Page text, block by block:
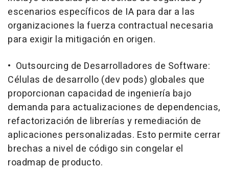
escenarios específicos de IA para dar a las
organizaciones la fuerza contractual necesaria
para exigir la mitigación en origen.
• Outsourcing de Desarrolladores de Software:
Células de desarrollo (dev pods) globales que
proporcionan capacidad de ingeniería bajo
demanda para actualizaciones de dependencias,
refactorización de librerías y remediación de
aplicaciones personalizadas. Esto permite cerrar
brechas a nivel de código sin congelar el
roadmap de producto.